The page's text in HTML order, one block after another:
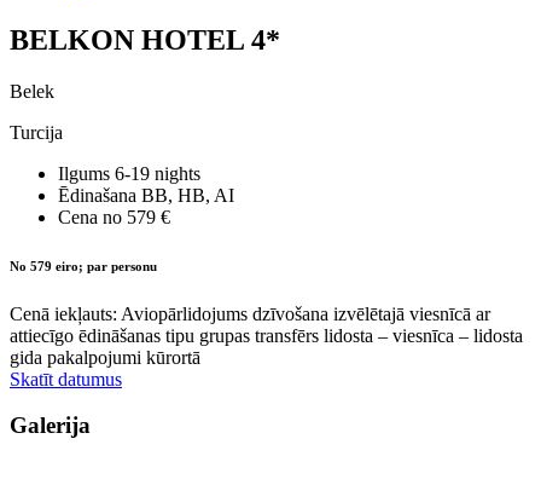
BELKON HOTEL 4*
Belek
Turcija
Ilgums 6-19 nights
Ēdinašana BB, HB, AI
Cena no 579 €
No 579 eiro; par personu
Cenā iekļauts: Aviopārlidojums dzīvošana izvēlētajā viesnīcā ar
attiecīgo ēdināšanas tipu grupas transfērs lidosta – viesnīca – lidosta
gida pakalpojumi kūrortā
Skatīt datumus
Galerija